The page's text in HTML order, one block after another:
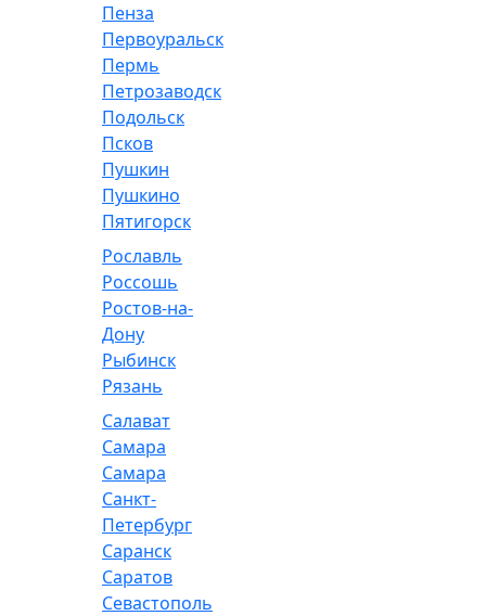
Пенза
Первоуральск
Пермь
Петрозаводск
Подольск
Псков
Пушкин
Пушкино
Пятигорск
Рославль
Россошь
Ростов-на-
Дону
Рыбинск
Рязань
Салават
Самара
Самара
Санкт-
Петербург
Саранск
Саратов
Севастополь